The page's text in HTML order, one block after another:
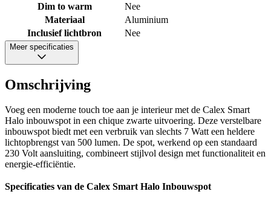
Dim to warm
Nee
Materiaal
Aluminium
Inclusief lichtbron
Nee
Meer specificaties
Omschrijving
Voeg een moderne touch toe aan je interieur met de Calex Smart
Halo inbouwspot in een chique zwarte uitvoering. Deze verstelbare
inbouwspot biedt met een verbruik van slechts 7 Watt een heldere
lichtopbrengst van 500 lumen. De spot, werkend op een standaard
230 Volt aansluiting, combineert stijlvol design met functionaliteit en
energie-efficiëntie.
Specificaties van de Calex Smart Halo Inbouwspot